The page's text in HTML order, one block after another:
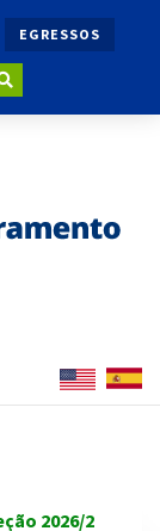
EGRESSOS
2026/2